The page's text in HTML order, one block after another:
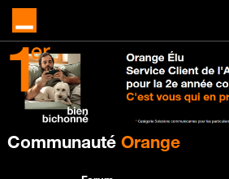
Communauté Orange